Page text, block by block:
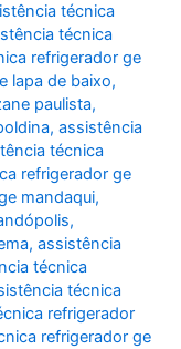
técnica
técnica
refrigerador ge
lapa de baixo,
paulista,
,assistência
técnica
refrigerador ge
mandaqui,
,
,assistência
técnica
técnica
refrigerador
refrigerador ge